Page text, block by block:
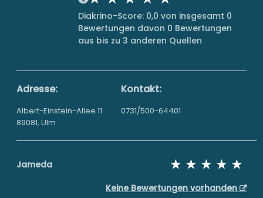
Diakrino-Score: 0,0 von insgesamt 0
Bewertungen davon 0 Bewertungen
aus bis zu 3 anderen Quellen
Adresse:
Albert-Einstein-Allee 11
89081, Ulm
Kontakt:
0731/500-64401
Jameda
Keine Bewertungen vorhanden